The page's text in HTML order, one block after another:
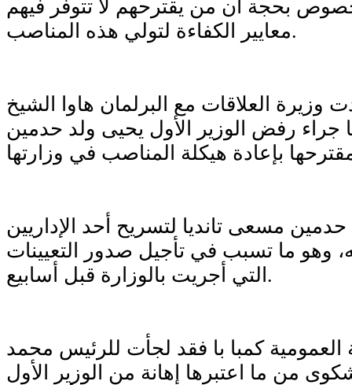
بحجة أن من يقترحهم لا تتوفر فيهم
معايير الكفاءة لتولي هذه المناصب.
وزيرة العلاقات مع البرلمان هاوا الشيخ
جراء رفض الوزير الأول يحيى ولد حدمين
مسعى تانديا لتسريح أحد الإداريين
وهو ما تسبب في تأجيل صدور التعيينات
التي أجريت بالوزارة قبل أسابيع.
العمومية كمبا با فقد لجأت للرئيس محمد
من ما اعتبرها إهانة من الوزير الأول